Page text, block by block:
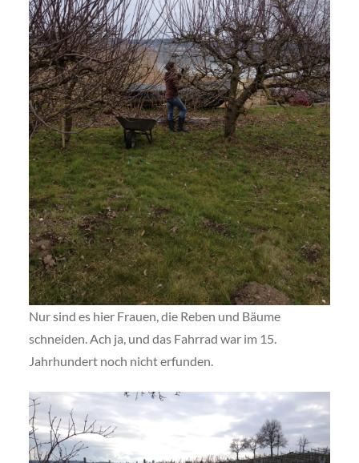
Nur sind es hier Frauen, die Reben und Bäume
schneiden. Ach ja, und das Fahrrad war im 15.
Jahrhundert noch nicht erfunden.